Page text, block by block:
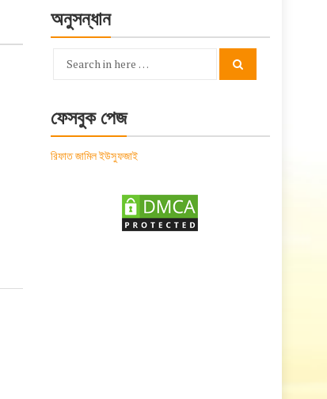
অনুসন্ধান
Search
ফেসবুক পেজ
রিফাত জামিল ইউসুফজাই